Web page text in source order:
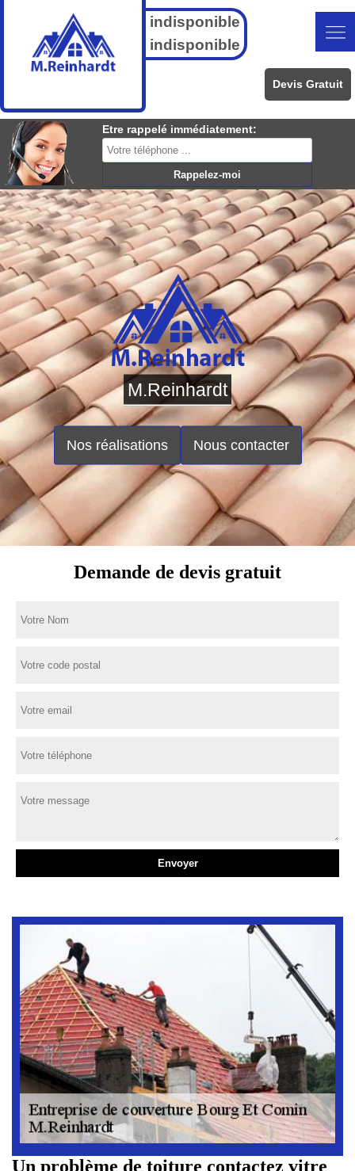
indisponible
indisponible
Devis Gratuit
Etre rappelé immédiatement:
M.Reinhardt
Nos réalisations Nous contacter
Demande de devis gratuit
Un problème de toiture contactez vitre